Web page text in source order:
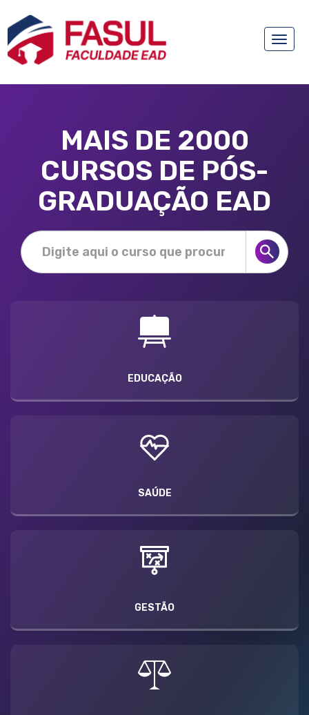
Toggle
MAIS DE 2000
CURSOS DE PÓS-
GRADUAÇÃO EAD
EDUCAÇÃO
SAÚDE
GESTÃO